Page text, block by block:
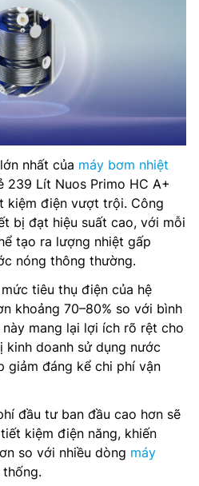
nhất của máy bơm nhiệt
239 Lít Nuos Primo HC A+
kiệm điện vượt trội. Công
bị đạt hiệu suất cao, với mỗi
tạo ra lượng nhiệt gấp
nóng thông thường.
tiêu thụ điện của hệ
khoảng 70–80% so với bình
mang lại lợi ích rõ rệt cho
doanh sử dụng nước
giảm đáng kể chi phí vận
đầu tư ban đầu cao hơn sẽ
kiệm điện năng, khiến
so với nhiều dòng máy